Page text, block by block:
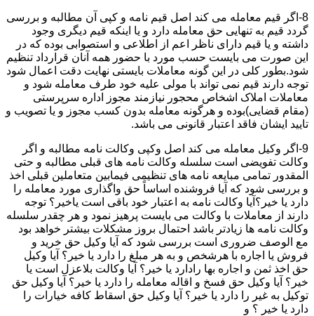
8-اگر قیم معامله می کند اصل قیم نامه و کپی آن مطالبه و بررسی
گردد قیم به تنهایی حق معامله دارد و یا اینکه قیم دیگری وجود
داشته و یا قیم دارای ناظر اعم از اطلاعی و استصوابی بوده که در
این صورت می بایست حسب مورد با حضور همه آنان قرارداد تنظیم
شود.بطور کلی در این گونه معاملات بایستی نهایت دقت اعمال شود
توجه دارند قیم نمی تواند با مولی علیه خود طرف معامله شود و
معاملات املاک اشخاص محجور نیازمند مجوز اداره سرپرستی
(مقام قضایی)بوده و هرگونه معامله بدون کسب مجوز و یا تصویب و
تایید ایشان فاقد اعتبار قانونی می باشد.
9-اگر وکیل معامله می کند اصل وکپی وکالت نامه مطالبه و اگر
وکالت تفویضی است سلسله وکالت نامه های قبلی مطالبه و حتی
المقدور تمامی مبایعه نامه های تنظیمی فیمابین متعاملین قبلی اخذ
و بررسی شود که آیا فروشنده اساساً حق واگذاری مورد معامله را
دارد یا خیر؟آیا وکالت نامه به اعتبار خود باقی است یاخیر؟ توجه
دارند از معاملات با وکالت می بایست پرهیز نمود و هر چقدر سلسله
وکالت نامه ها زیادتر باشد احتمال بروز مشکلات بیشتر خواهد بود
مع الوصف ضروری است بررسی شود که آیا وکیل حق خرید و
فروش یا اجاره با هرشخص و به هر مبلغ را دارد یا خیر؟ آیا وکیل
حق اخذ ثمن و اجاره بها رادارد یا خیر؟ آیا وکالت بلاعزل است یا
خیر؟ آیا وکیل حق فسخ و اقاله معامله را دارد یا خیر؟ آیا وکیل حق
توکیل به غیر را دارد یا خیر؟ آیا وکیل حق اسقاط کافه خیارات را
دارد یا خیر ؟ و